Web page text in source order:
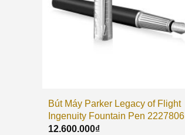
Bút Máy Parker Legacy of Flight
Ingenuity Fountain Pen 2227806
12.600.000₫